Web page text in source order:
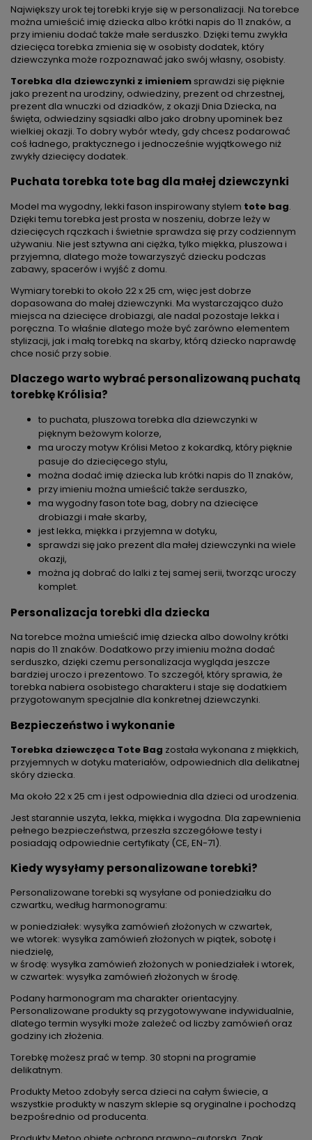
Największy urok tej torebki kryje się w personalizacji. Na torebce
można umieścić imię dziecka albo krótki napis do 11 znaków, a
przy imieniu dodać także małe serduszko. Dzięki temu zwykła
dziecięca torebka zmienia się w osobisty dodatek, który
dziewczynka może rozpoznawać jako swój własny, osobisty.
Torebka dla dziewczynki z imieniem sprawdzi się pięknie
jako prezent na urodziny, odwiedziny, prezent od chrzestnej,
prezent dla wnuczki od dziadków, z okazji Dnia Dziecka, na
święta, odwiedziny sąsiadki albo jako drobny upominek bez
wielkiej okazji. To dobry wybór wtedy, gdy chcesz podarować
coś ładnego, praktycznego i jednocześnie wyjątkowego niż
zwykły dziecięcy dodatek.
Puchata torebka tote bag dla małej dziewczynki
Model ma wygodny, lekki fason inspirowany stylem tote bag.
Dzięki temu torebka jest prosta w noszeniu, dobrze leży w
dziecięcych rączkach i świetnie sprawdza się przy codziennym
używaniu. Nie jest sztywna ani ciężka, tylko miękka, pluszowa i
przyjemna, dlatego może towarzyszyć dziecku podczas
zabawy, spacerów i wyjść z domu.
Wymiary torebki to około 22 x 25 cm, więc jest dobrze
dopasowana do małej dziewczynki. Ma wystarczająco dużo
miejsca na dziecięce drobiazgi, ale nadal pozostaje lekka i
poręczna. To właśnie dlatego może być zarówno elementem
stylizacji, jak i małą torebką na skarby, którą dziecko naprawdę
chce nosić przy sobie.
Dlaczego warto wybrać personalizowaną puchatą
torebkę Królisia?
to puchata, pluszowa torebka dla dziewczynki w
pięknym beżowym kolorze,
ma uroczy motyw Królisi Metoo z kokardką, który pięknie
pasuje do dziecięcego stylu,
można dodać imię dziecka lub krótki napis do 11 znaków,
przy imieniu można umieścić także serduszko,
ma wygodny fason tote bag, dobry na dziecięce
drobiazgi i małe skarby,
jest lekka, miękka i przyjemna w dotyku,
sprawdzi się jako prezent dla małej dziewczynki na wiele
okazji,
można ją dobrać do lalki z tej samej serii, tworząc uroczy
komplet.
Personalizacja torebki dla dziecka
Na torebce można umieścić imię dziecka albo dowolny krótki
napis do 11 znaków. Dodatkowo przy imieniu można dodać
serduszko, dzięki czemu personalizacja wygląda jeszcze
bardziej uroczo i prezentowo. To szczegół, który sprawia, że
torebka nabiera osobistego charakteru i staje się dodatkiem
przygotowanym specjalnie dla konkretnej dziewczynki.
Bezpieczeństwo i wykonanie
Torebka dziewczęca Tote Bag została wykonana z miękkich,
przyjemnych w dotyku materiałów, odpowiednich dla delikatnej
skóry dziecka.
Ma około 22 x 25 cm i jest odpowiednia dla dzieci od urodzenia.
Jest starannie uszyta, lekka, miękka i wygodna. Dla zapewnienia
pełnego bezpieczeństwa, przeszła szczegółowe testy i
posiadają odpowiednie certyfikaty (CE, EN-71).
Kiedy wysyłamy personalizowane torebki?
Personalizowane torebki są wysyłane od poniedziałku do
czwartku, według harmonogramu:
w poniedziałek: wysyłka zamówień złożonych w czwartek,
we wtorek: wysyłka zamówień złożonych w piątek, sobotę i
niedzielę,
w środę: wysyłka zamówień złożonych w poniedziałek i wtorek,
w czwartek: wysyłka zamówień złożonych w środę.
Podany harmonogram ma charakter orientacyjny.
Personalizowane produkty są przygotowywane indywidualnie,
dlatego termin wysyłki może zależeć od liczby zamówień oraz
godziny ich złożenia.
Torebkę możesz prać w temp. 30 stopni na programie
delikatnym.
Produkty Metoo zdobyły serca dzieci na całym świecie, a
wszystkie produkty w naszym sklepie są oryginalne i pochodzą
bezpośrednio od producenta.